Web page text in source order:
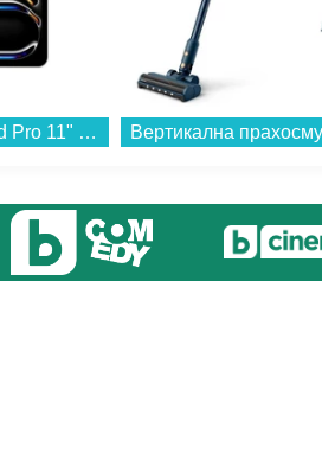
Таблет Apple iPad Pro 11" Cell 256GB Space Black me2n4 , 12 GB, 256 GB...